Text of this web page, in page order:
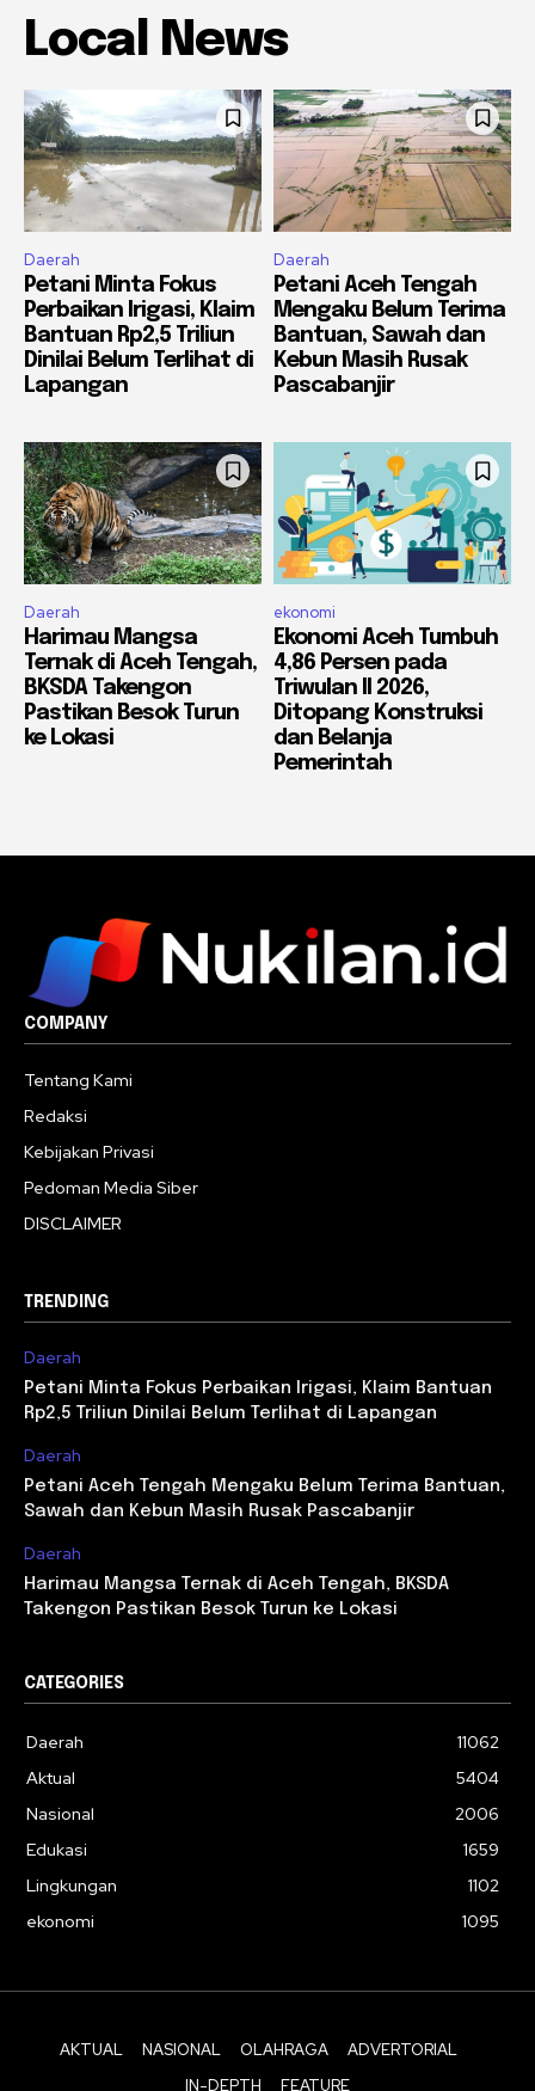
Local News
Daerah
Petani Minta Fokus
Perbaikan Irigasi, Klaim
Bantuan Rp2,5 Triliun
Dinilai Belum Terlihat di
Lapangan
Daerah
Petani Aceh Tengah
Mengaku Belum Terima
Bantuan, Sawah dan
Kebun Masih Rusak
Pascabanjir
Daerah
Harimau Mangsa
Ternak di Aceh Tengah,
BKSDA Takengon
Pastikan Besok Turun
ke Lokasi
ekonomi
Ekonomi Aceh Tumbuh
4,86 Persen pada
Triwulan II 2026,
Ditopang Konstruksi
dan Belanja
Pemerintah
COMPANY
Tentang Kami
Redaksi
Kebijakan Privasi
Pedoman Media Siber
DISCLAIMER
TRENDING
Daerah
Petani Minta Fokus Perbaikan Irigasi, Klaim Bantuan
Rp2,5 Triliun Dinilai Belum Terlihat di Lapangan
Daerah
Petani Aceh Tengah Mengaku Belum Terima Bantuan,
Sawah dan Kebun Masih Rusak Pascabanjir
Daerah
Harimau Mangsa Ternak di Aceh Tengah, BKSDA
Takengon Pastikan Besok Turun ke Lokasi
CATEGORIES
Daerah
11062
Aktual
5404
Nasional
2006
Edukasi
1659
Lingkungan
1102
ekonomi
1095
AKTUAL NASIONAL OLAHRAGA
ADVERTORIAL
IN-DEPTH
FEATURE